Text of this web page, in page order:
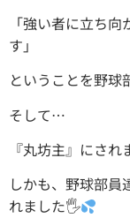
「強い者に立ち
す」
ということを野球
そして…
『丸坊主』にされ
しかも、野球部員
れました🖐